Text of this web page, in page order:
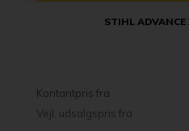
STIHL
Kontantpris fra
Vejl. udsalgspris fra